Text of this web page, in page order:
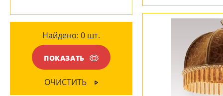
ЦВЕТ ПЛАФОНОВ
Бежевый(3)
Найдено: 0 шт.
ПОКАЗАТЬ
ОЧИСТИТЬ